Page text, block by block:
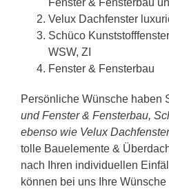
Fenster & Fensterbau
Velux Dachfenster
Schüco
WSW, ZI
Fenster & Fensterbau
Persönliche Wünsche haben
und Fenster & Fensterbau,
ebenso wie Velux Dachfenster
tolle Bauelemente &
nach Ihren individuellen
können bei uns Ihre